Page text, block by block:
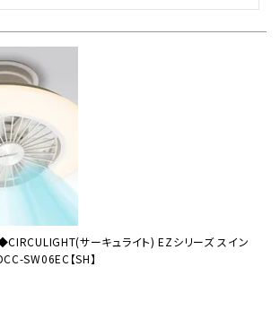
サーキュライト) EZシリーズ スイン
SW06EC【SH】